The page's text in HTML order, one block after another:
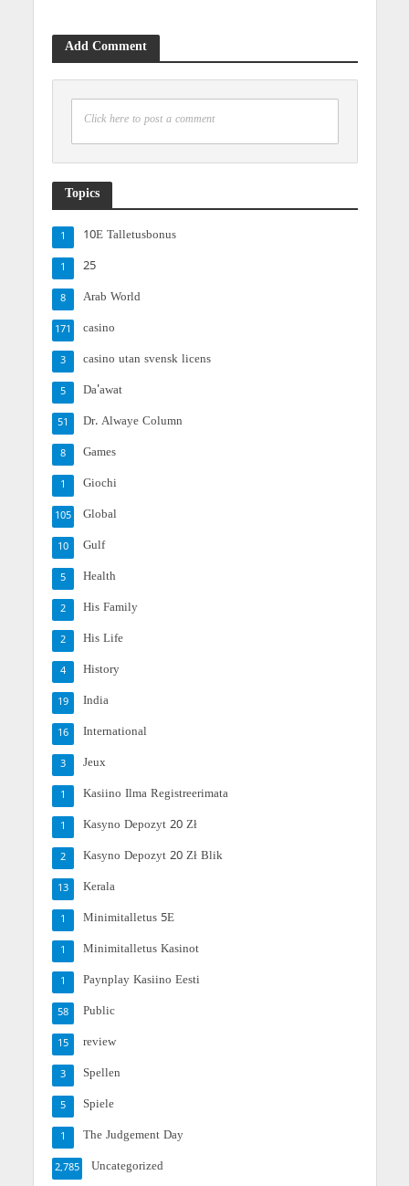
Add Comment
Click here to post a comment
Topics
10E Talletusbonus
1
25
1
Arab World
8
casino
171
casino utan svensk licens
3
Da'awat
5
Dr. Alwaye Column
51
Games
8
Giochi
1
Global
105
Gulf
10
Health
5
His Family
2
His Life
2
History
4
India
19
International
16
Jeux
3
Kasiino Ilma Registreerimata
1
Kasyno Depozyt 20 Zł
1
Kasyno Depozyt 20 Zł Blik
2
Kerala
13
Minimitalletus 5E
1
Minimitalletus Kasinot
1
Paynplay Kasiino Eesti
1
Public
58
review
15
Spellen
3
Spiele
5
The Judgement Day
1
Uncategorized
2,785